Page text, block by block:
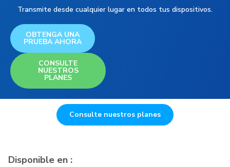
Transmite desde cualquier lugar en todos tus dispositivos.
OBTENGA UNA
PRUEBA AHORA
CONSULTE
NUESTROS
PLANES
Consulte nuestros planes
Disponible en :